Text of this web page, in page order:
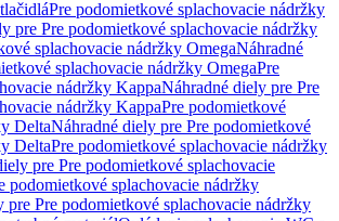
Pre podomietkové splachovacie nádržky
pre Pre podomietkové splachovacie nádržky
splachovacie nádržky OmegaNáhradné
splachovacie nádržky OmegaPre
nádržky KappaNáhradné diely pre Pre
nádržky KappaPre podomietkové
DeltaNáhradné diely pre Pre podomietkové
DeltaPre podomietkové splachovacie nádržky
pre Pre podomietkové splachovacie
podomietkové splachovacie nádržky
pre Pre podomietkové splachovacie nádržky